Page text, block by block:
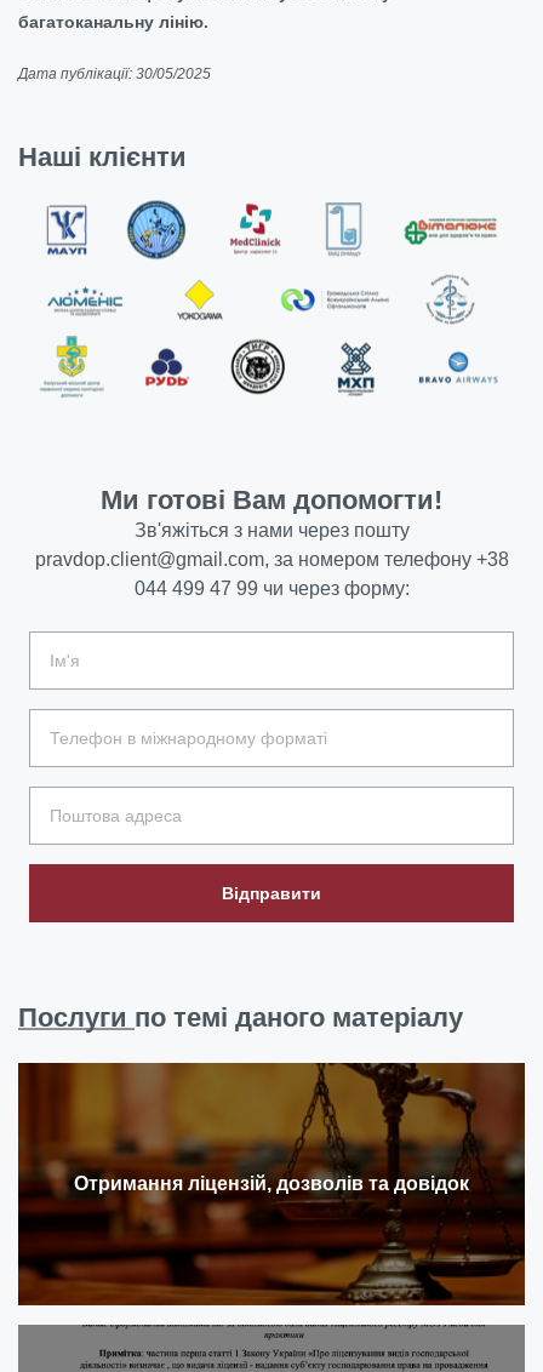
багатоканальну лінію.
Дата публікації: 30/05/2025
Наші клієнти
Ми готові Вам допомогти!
Зв'яжіться з нами через пошту
pravdop.client@gmail.com, за номером телефону +38
044 499 47 99 чи через форму:
Відправити
Послуги по темі даного матеріалу
Отримання ліцензій, дозволів та довідок